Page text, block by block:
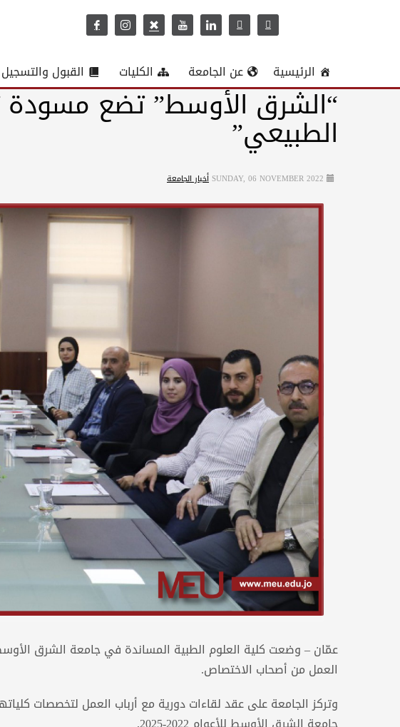
الرئيسية عن الجامعة الكليات القبول والتسجيل
“الشرق الأوسط” تضع مسودة
الطبيعي”
SUNDAY, 06 NOVEMBER 2022 أخبار الجامعة
عمّان – وضعت كلية العلوم الطبية المساندة في جامعة الشرق
العمل من أصحاب الاختصاص.
وتركز الجامعة على عقد لقاءات دورية مع أرباب العمل لتخصصات